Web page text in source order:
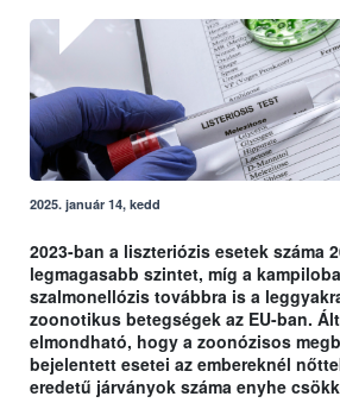
2025. január 14, kedd
2023-ban a liszteriózis esetek száma
legmagasabb szintet, míg a
szalmonellózis továbbra is a
zoonotikus betegségek az EU-ban.
elmondható, hogy a zoonózisos
bejelentett esetei az embereknél
eredetű járványok száma enyhe